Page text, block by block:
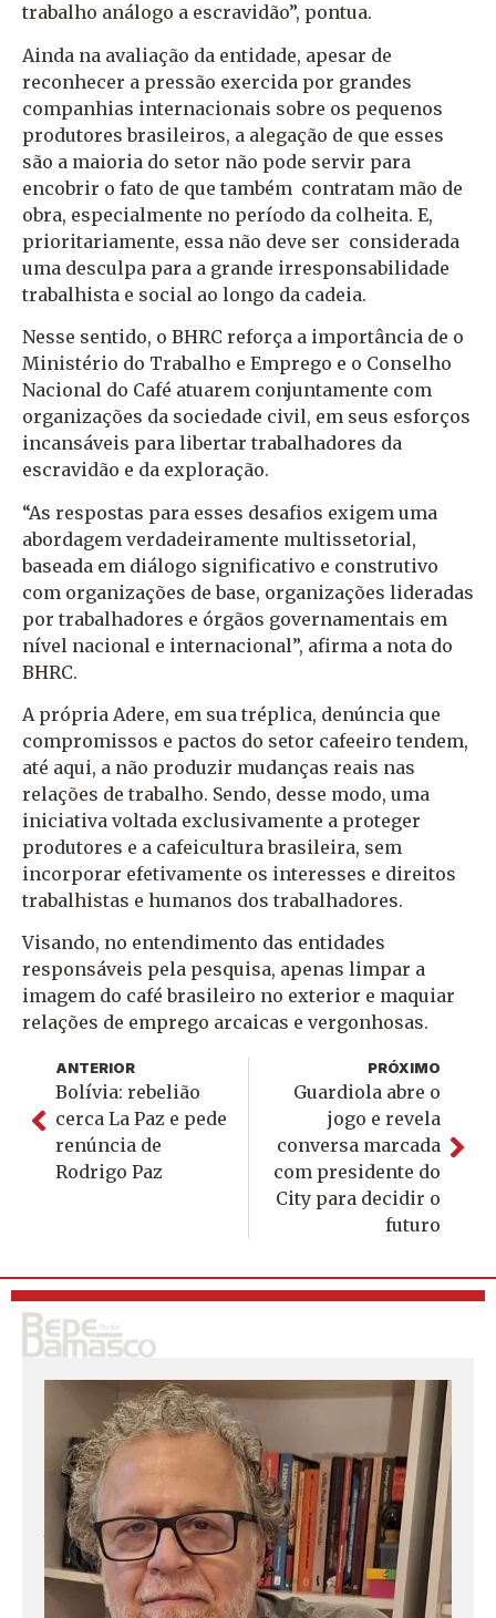
trabalho análogo a escravidão”, pontua.
Ainda na avaliação da entidade, apesar de
reconhecer a pressão exercida por grandes
companhias internacionais sobre os pequenos
produtores brasileiros, a alegação de que esses
são a maioria do setor não pode servir para
encobrir o fato de que também contratam mão de
obra, especialmente no período da colheita. E,
prioritariamente, essa não deve ser considerada
uma desculpa para a grande irresponsabilidade
trabalhista e social ao longo da cadeia.
Nesse sentido, o BHRC reforça a importância de o
Ministério do Trabalho e Emprego e o Conselho
Nacional do Café atuarem conjuntamente com
organizações da sociedade civil, em seus esforços
incansáveis para libertar trabalhadores da
escravidão e da exploração.
“As respostas para esses desafios exigem uma
abordagem verdadeiramente multissetorial,
baseada em diálogo significativo e construtivo
com organizações de base, organizações lideradas
por trabalhadores e órgãos governamentais em
nível nacional e internacional”, afirma a nota do
BHRC.
A própria Adere, em sua tréplica, denúncia que
compromissos e pactos do setor cafeeiro tendem,
até aqui, a não produzir mudanças reais nas
relações de trabalho. Sendo, desse modo, uma
iniciativa voltada exclusivamente a proteger
produtores e a cafeicultura brasileira, sem
incorporar efetivamente os interesses e direitos
trabalhistas e humanos dos trabalhadores.
Visando, no entendimento das entidades
responsáveis pela pesquisa, apenas limpar a
imagem do café brasileiro no exterior e maquiar
relações de emprego arcaicas e vergonhosas.
ANTERIOR
Bolívia: rebelião
cerca La Paz e pede
renúncia de
Rodrigo Paz
PRÓXIMO
Guardiola abre o
jogo e revela
conversa marcada
com presidente do
City para decidir o
futuro
r